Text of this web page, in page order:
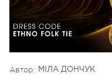
Автор: МІЛА ДОНЧУК